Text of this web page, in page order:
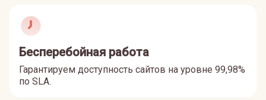
Бесперебойная работа
Гарантируем доступность сайтов на уровне 99,98%
по SLA.